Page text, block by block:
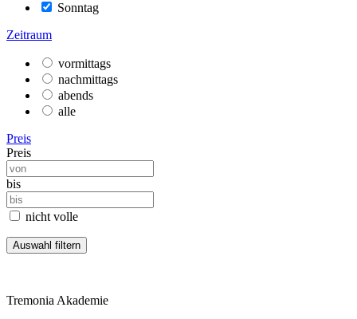
Sonntag
Zeitraum
vormittags
nachmittags
abends
alle
Preis
Preis
bis
nicht volle
Tremonia Akademie